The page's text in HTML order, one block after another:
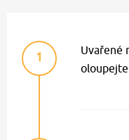
1
Uvařené
oloupejte